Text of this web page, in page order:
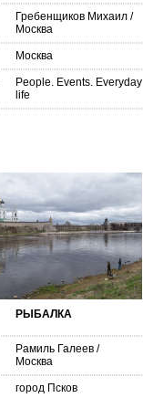
Гребенщиков Михаил /
Москва
Москва
People. Events. Everyday
life
РЫБАЛКА
Рамиль Галеев /
Москва
город Псков